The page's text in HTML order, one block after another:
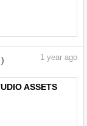
1 year ago
ASSETS